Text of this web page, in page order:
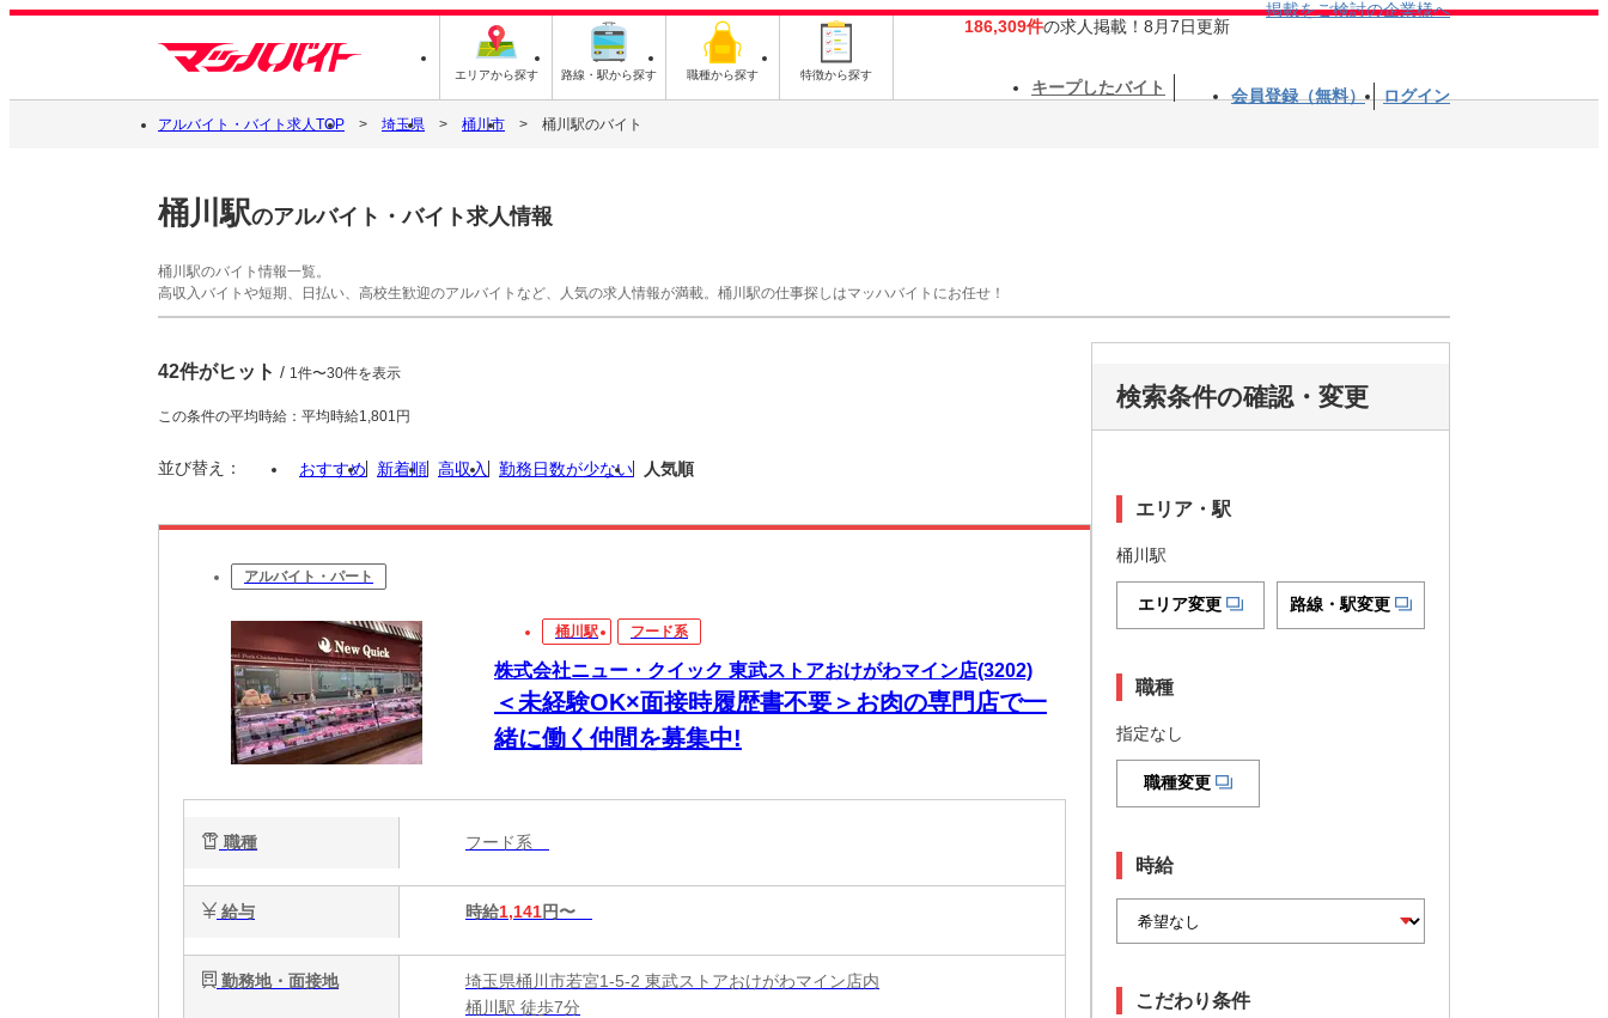
エリアから探す 路線・駅から探す 職種から探す 特徴から探す
186,309件の求人掲載！8月7日更新
掲載をご検討の企業様へ
キープしたバイト 会員登録（無料） ログイン
アルバイト・バイト求人TOP 埼玉県 桶川市 桶川駅のバイト
桶川駅のアルバイト・バイト求人情報
桶川駅のバイト情報一覧。
高収入バイトや短期、日払い、高校生歓迎のアルバイトなど、人気の求人情報が満載。桶川駅の仕事探しはマッハバイトにお任せ！
42件がヒット / 1件〜30件を表示
この条件の平均時給：平均時給1,801円
並び替え： おすすめ 新着順 高収入 勤務日数が少ない 人気順
アルバイト・パート
桶川駅 フード系
株式会社ニュー・クイック 東武ストアおけがわマイン店(3202)
＜未経験OK×面接時履歴書不要＞お肉の専門店で一
緒に働く仲間を募集中!
職種 フード系
給与 時給1,141円〜
勤務地・面接地
埼玉県桶川市若宮1-5-2 東武ストアおけがわマイン店内
桶川駅 徒歩7分
検索条件の確認・変更
エリア・駅
桶川駅
エリア変更 路線・駅変更
職種
指定なし
職種変更
時給
こだわり条件